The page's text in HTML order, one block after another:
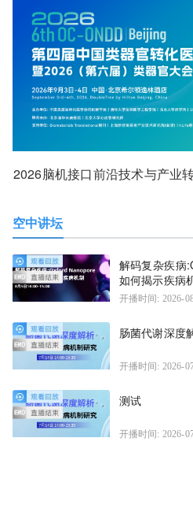
2026脑机接口前沿技术与产业
空中讲坛
解码复杂疾病
如何揭示疾病
开播时间: 2026-
肠菌代谢深度
开播时间: 2026-
测试
开播时间: 2026-